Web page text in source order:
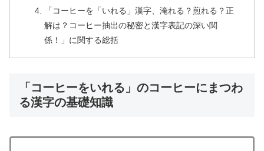
「コーヒーを「いれる」漢字、淹れる？煎れる？正
解は？コーヒー抽出の秘密と漢字表記の深い関
係！」に関する総括
「コーヒーをいれる」のコーヒーにまつわ
る漢字の基礎知識